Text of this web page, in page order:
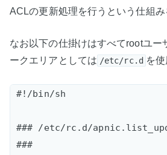
ACLの更新処理を行うという仕組み
なお以下の仕掛けはすべてrootユー
ークエリアとしては /etc/rc.d を
#!/bin/sh
### /etc/rc.d/
###